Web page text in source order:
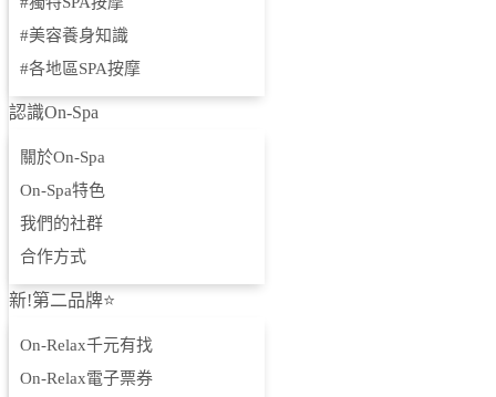
#美容養身知識
#各地區SPA按摩
認識On-Spa
關於On-Spa
On-Spa特色
我們的社群
合作方式
新!第二品牌⭐
On-Relax千元有找
On-Relax電子票券
水飛梭專區💦
商品專區
D醣一刻【無精緻澱粉食品】
沐甄豆【濃豆乳系列食品】
健康食物專區
獨家組合商品
樸香氛(香氛沐浴保養)
健美系女孩(運動用品)
On編說說